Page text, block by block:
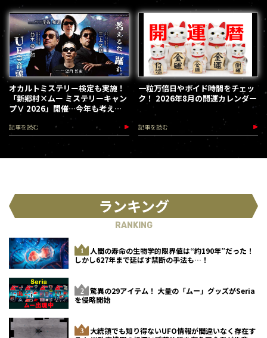
オカルトミステリー検定も実施！
「新郷村×ムー ミステリーキャン
プⅤ 2026」開催…今年も考える
な、踊れ！（2026.9.12）
記事を読む
一粒万倍日やボイド時間をチェッ
ク！ 2026年8月の開運カレンダー
記事を読む
ランキング
RANKING
人間の寿命の生物学的限界値は“約190年”だった！
しかし627年まで延ばす禁断の手法も…！
驚異の29アイテム！ 大量の「ムー」グッズがSeria
を侵略開始
大統領でも知り得ないUFO情報が間違いなく存在す